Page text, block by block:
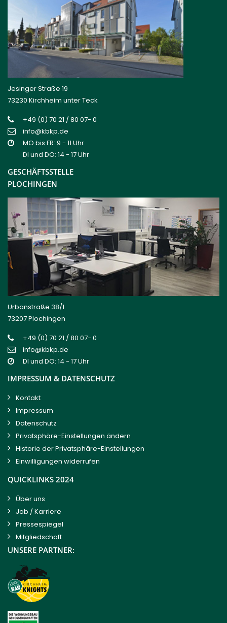
Jesinger Straße 19
73230 Kirchheim unter Teck
+49 (0) 70 21 / 80 07- 0
info@kbkp.de
MO bis FR: 9 - 11 Uhr
DI und DO: 14 - 17 Uhr
GESCHÄFTSSTELLE
PLOCHINGEN
Urbanstraße 38/1
73207 Plochingen
+49 (0) 70 21 / 80 07- 0
info@kbkp.de
DI und DO: 14 - 17 Uhr
IMPRESSUM & DATENSCHUTZ
Kontakt
Impressum
Datenschutz
Privatsphäre-Einstellungen ändern
Historie der Privatsphäre-Einstellungen
Einwilligungen widerrufen
QUICKLINKS 2024
Über uns
Job / Karriere
Pressespiegel
Mitgliedschaft
UNSERE PARTNER: